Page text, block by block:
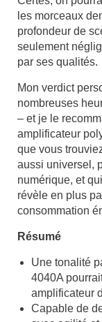
les morceaux
profondeur de
seulement
par ses qualités.
Mon verdict
nombreuses
– et je le
amplificateur
que vous
aussi universel,
numérique, et
révèle en plus
consommation
Résumé
Une tonalité
4040A
amplificateur
Capable de